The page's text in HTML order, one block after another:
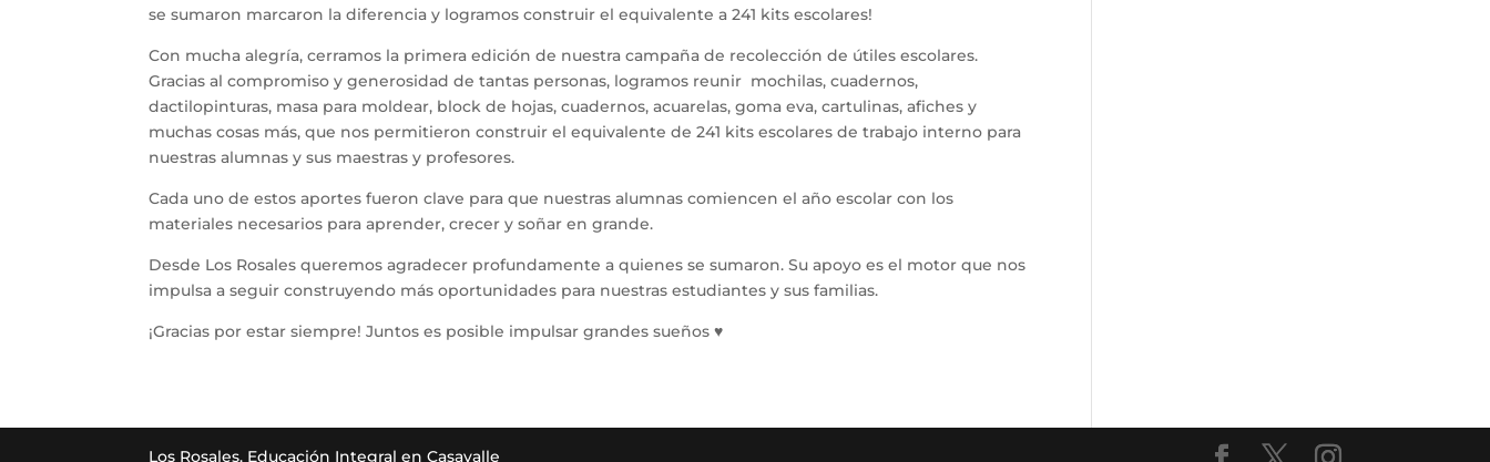
se sumaron marcaron la diferencia y logramos construir el equivalente a 241 kits escolares!
Con mucha alegría, cerramos la primera edición de nuestra campaña de recolección de útiles escolares.
Gracias al compromiso y generosidad de tantas personas, logramos reunir mochilas, cuadernos,
dactilopinturas, masa para moldear, block de hojas, cuadernos, acuarelas, goma eva, cartulinas, afiches y
muchas cosas más, que nos permitieron construir el equivalente de 241 kits escolares de trabajo interno para
nuestras alumnas y sus maestras y profesores.
Cada uno de estos aportes fueron clave para que nuestras alumnas comiencen el año escolar con los
materiales necesarios para aprender, crecer y soñar en grande.
Desde Los Rosales queremos agradecer profundamente a quienes se sumaron. Su apoyo es el motor que nos
impulsa a seguir construyendo más oportunidades para nuestras estudiantes y sus familias.
¡Gracias por estar siempre! Juntos es posible impulsar grandes sueños ♥
Los Rosales. Educación Integral en Casavalle